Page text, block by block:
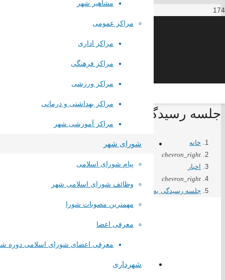
مشاهیر شهر
مراکز عمومی
مراکز اداری
مراکز فرهنگی
مراکز ورزشی
مراکز بهداشتی و درمانی
مراکز آموزشی شهر
شورای شهر
پیام شورای اسلامی
وظائف شورای اسلامی شهر
مهمترین مصوبات شورا
معرفی اعضا
معرفی اعضای شورای اسلامی دوره
شهرداری
جلسه رسیدگی به مشکلات لکه صنعتی
خانه
chevron_right
اخبار
chevron_right
جلسه رسیدگی به مشکلات لکه صنعتی صباباتری